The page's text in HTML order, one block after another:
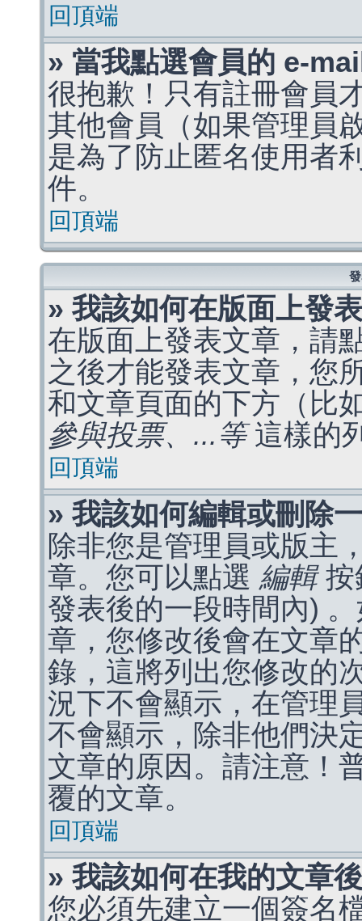
回頂端
» 當我點選會員的 e-
很抱歉！只有註冊會員
其他會員（如果管理員
是為了防止匿名使用者
件。
回頂端
» 我該如何在版面上發
在版面上發表文章，請
之後才能發表文章，您
和文章頁面的下方（比
參與投票、...等這樣的
回頂端
» 我該如何編輯或刪除
除非您是管理員或版主
章。您可以點選 編輯按
發表後的一段時間內)
章，您修改後會在文章
錄，這將列出您修改的
況下不會顯示，在管理
不會顯示，除非他們決
文章的原因。請注意！
覆的文章。
回頂端
» 我該如何在我的文章
您必須先建立一個簽名